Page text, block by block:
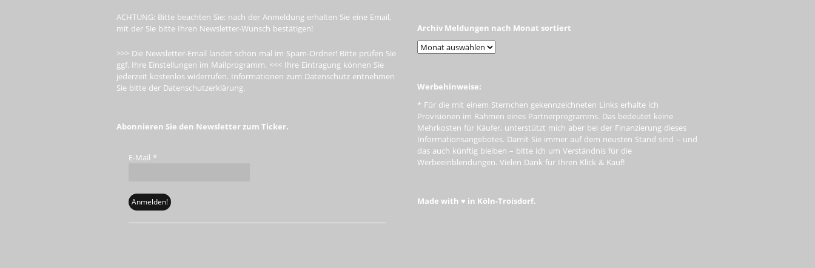
ACHTUNG: Bitte beachten Sie: nach der Anmeldung erhalten Sie eine Email,
mit der Sie bitte Ihren Newsletter-Wunsch bestätigen!
>>> Die Newsletter-Email landet schon mal im Spam-Ordner! Bitte prüfen Sie
ggf. Ihre Einstellungen im Mailprogramm. <<< Ihre Eintragung können Sie
jederzeit kostenlos widerrufen. Informationen zum Datenschutz entnehmen
Sie bitte der Datenschutzerklärung.
Abonnieren Sie den Newsletter zum Ticker.
E-Mail *
Archiv Meldungen nach Monat sortiert
Werbehinweise:
* Für die mit einem Sternchen gekennzeichneten Links erhalte ich
Provisionen im Rahmen eines Partnerprogramms. Das bedeutet keine
Mehrkosten für Käufer, unterstützt mich aber bei der Finanzierung dieses
Informationsangebotes. Damit Sie immer auf dem neusten Stand sind – und
das auch künftig bleiben – bitte ich um Verständnis für die
Werbeeinblendungen. Vielen Dank für Ihren Klick & Kauf!
Made with ♥ in Köln-Troisdorf.